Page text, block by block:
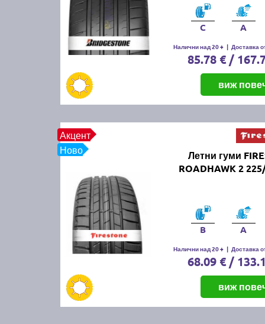
C A
Налични над 20 + | Доставка
85.78 € /
виж
Акцент
Ново
Летни гуми
ROADHAWK 2
B A
Налични над 20 + | Доставка
68.09 € /
виж